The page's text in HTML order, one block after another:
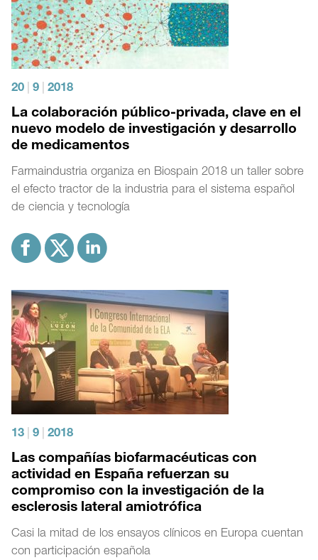
20 9 2018
La colaboración público-privada, clave en el
nuevo modelo de investigación y desarrollo
de medicamentos
Farmaindustria organiza en Biospain 2018 un taller sobre
el efecto tractor de la industria para el sistema español
de ciencia y tecnología
13 9 2018
Las compañías biofarmacéuticas con
actividad en España refuerzan su
compromiso con la investigación de la
esclerosis lateral amiotrófica
Casi la mitad de los ensayos clínicos en Europa cuentan
con participación española